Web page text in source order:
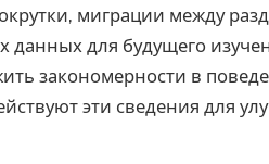
миграции между
данных для будущего
закономерности в
эти сведения для